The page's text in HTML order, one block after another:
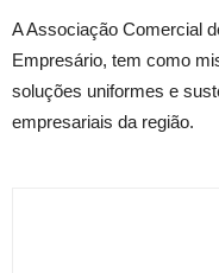
A Associação Comercial
Empresário, tem como
soluções uniformes e
empresariais da região.